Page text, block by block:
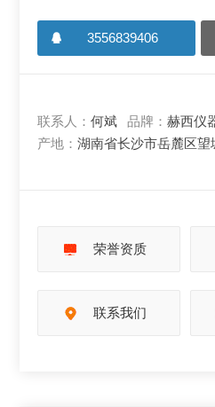
3556839406
联系人：何斌 品牌：赫西仪
产地：湖南省长沙市岳麓区望
荣誉资质
联系我们